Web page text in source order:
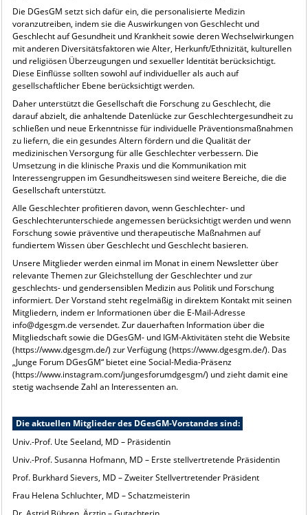
Die DGesGM setzt sich dafür ein, die personalisierte Medizin
voranzutreiben, indem sie die Auswirkungen von Geschlecht und
Geschlecht auf Gesundheit und Krankheit sowie deren Wechselwirkungen
mit anderen Diversitätsfaktoren wie Alter, Herkunft/Ethnizität, kulturellen
und religiösen Überzeugungen und sexueller Identität berücksichtigt.
Diese Einflüsse sollten sowohl auf individueller als auch auf
gesellschaftlicher Ebene berücksichtigt werden.
Daher unterstützt die Gesellschaft die Forschung zu Geschlecht, die
darauf abzielt, die anhaltende Datenlücke zur Geschlechtergesundheit zu
schließen und neue Erkenntnisse für individuelle Präventionsmaßnahmen
zu liefern, die ein gesundes Altern fördern und die Qualität der
medizinischen Versorgung für alle Geschlechter verbessern. Die
Umsetzung in die klinische Praxis und die Kommunikation mit
Interessengruppen im Gesundheitswesen sind weitere Bereiche, die die
Gesellschaft unterstützt.
Alle Geschlechter profitieren davon, wenn Geschlechter- und
Geschlechterunterschiede angemessen berücksichtigt werden und wenn
Forschung sowie präventive und therapeutische Maßnahmen auf
fundiertem Wissen über Geschlecht und Geschlecht basieren.
Unsere Mitglieder werden einmal im Monat in einem Newsletter über
relevante Themen zur Gleichstellung der Geschlechter und zur
geschlechts- und gendersensiblen Medizin aus Politik und Forschung
informiert. Der Vorstand steht regelmäßig in direktem Kontakt mit seinen
Mitgliedern, indem er Informationen über die E-Mail-Adresse
info@dgesgm.de versendet. Zur dauerhaften Information über die
Mitgliedschaft sowie die DGesGM- und IGM-Aktivitäten steht die Website
(https://www.dgesgm.de/) zur Verfügung (https://www.dgesgm.de/). Das
„Junge Forum DGesGM“ bietet eine Social-Media-Präsenz
(https://www.instagram.com/jungesforumdgesgm/) und zieht damit eine
stetig wachsende Zahl an Interessenten an.
Die aktuellen Mitglieder des DGesGM-Vorstandes sind:
Univ.-Prof. Ute Seeland, MD – Präsidentin
Univ.-Prof. Susanna Hofmann, MD – Erste stellvertretende Präsidentin
Prof. Burkhard Sievers, MD – Zweiter Stellvertretender Präsident
Frau Helena Schluchter, MD – Schatzmeisterin